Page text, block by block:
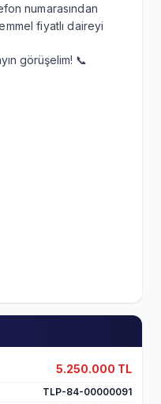
5.250.000 TL
TLP-84-00000091
numarasından
fiyatlı daireyi
görüşelim! 📞